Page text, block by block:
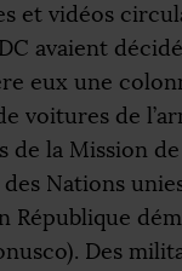
et vidéos
avaient
eux une
voitures de
de la Mission de
des Nations
République
Des